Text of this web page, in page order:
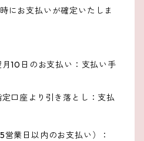
にお支払いが確定いたしま
10日のお支払い：支払い手
口座より引き落とし：支払
業日以内のお支払い）：